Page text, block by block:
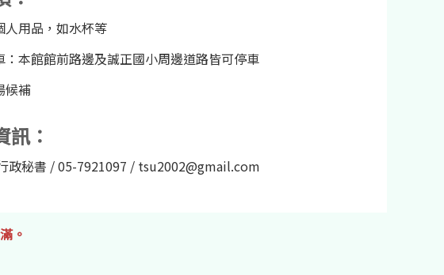
人用品，如水杯等
：本館館前路邊及誠正國小周邊道路皆可停車
候補
訊：
政秘書 / 05-7921097 / tsu2002@gmail.com
。